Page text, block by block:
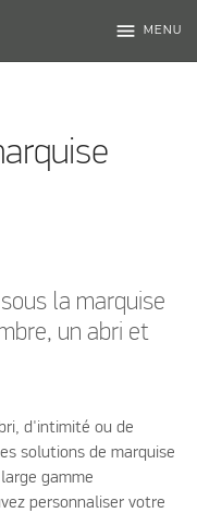
menu MENU
la marquise
un abri et
d'intimité ou de
solutions de marquise
gamme
personnaliser votre